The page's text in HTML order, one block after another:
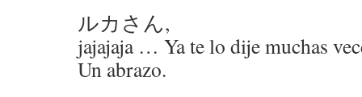
ルカさん,
jajajaja … Ya te lo dije muchas
Un abrazo.